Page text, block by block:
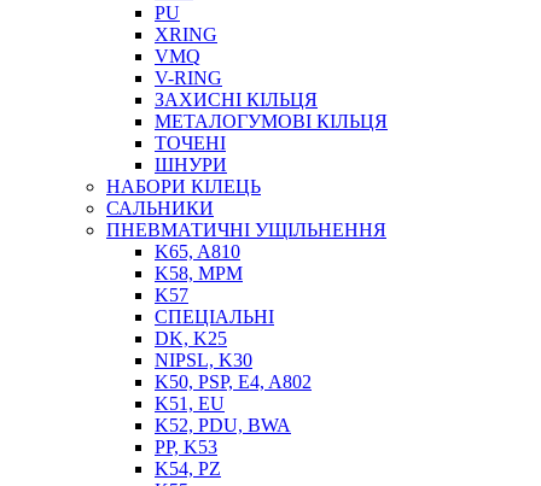
ПІСТОЛЕТИ
НАСОСИ ТА ПОМПИ
НАГНІТАЧІ
МУФТИ (НАСАДКИ) ДЛЯ ШПРИЦІВ
МАСЛЯНКИ, ЛІЙКИ
ПРЕС-МАСЛЯНКИ
ШЛАНГИ, ТРУБКИ
ШПРИЦИ МАСТИЛЬНІ
PU
XRING
VMQ
V-RING
ЗАХИСНІ КІЛЬЦЯ
МЕТАЛОГУМОВІ КІЛЬЦЯ
ТОЧЕНІ
ШНУРИ
НАБОРИ КІЛЕЦЬ
САЛЬНИКИ
ПНЕВМАТИЧНІ УЩІЛЬНЕННЯ
K65, A810
K58, MPM
K57
СПЕЦІАЛЬНІ
DK, K25
NIPSL, K30
K50, PSP, E4, A802
K51, EU
K52, PDU, BWA
PP, K53
K54, PZ